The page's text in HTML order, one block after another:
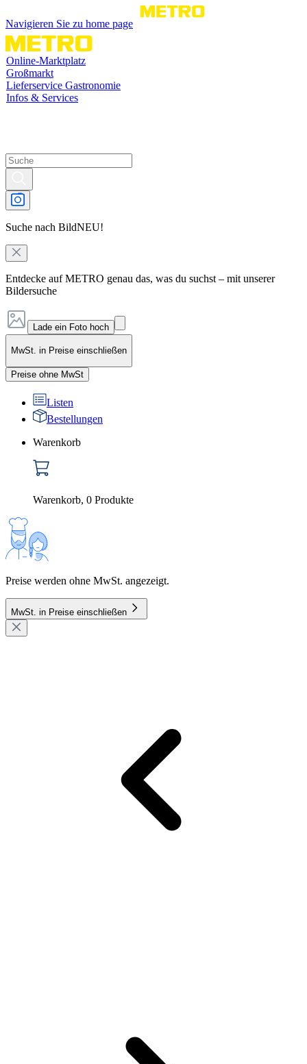
Navigieren Sie zu home page
Online-Marktplatz
Großmarkt
Lieferservice Gastronomie
Infos & Services
Suche nach BildNEU!
Entdecke auf METRO genau das, was du suchst – mit unserer
Bildersuche
Lade ein Foto hoch
MwSt. in Preise einschließen
Preise ohne MwSt
Listen
Bestellungen
Warenkorb
Warenkorb, 0 Produkte
Preise werden ohne MwSt. angezeigt.
MwSt. in Preise einschließen